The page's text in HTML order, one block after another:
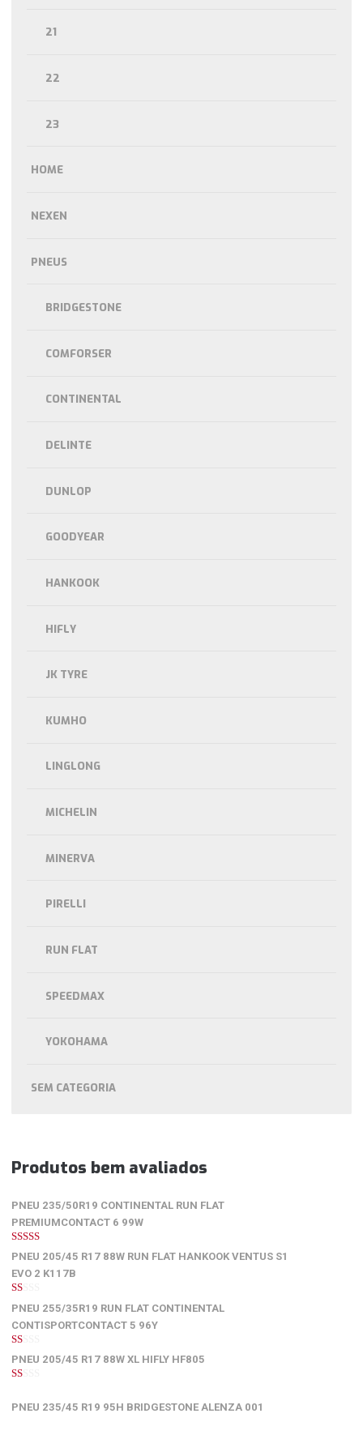
21
22
23
HOME
NEXEN
PNEUS
BRIDGESTONE
COMFORSER
CONTINENTAL
DELINTE
DUNLOP
GOODYEAR
HANKOOK
HIFLY
JK TYRE
KUMHO
LINGLONG
MICHELIN
MINERVA
PIRELLI
RUN FLAT
SPEEDMAX
YOKOHAMA
SEM CATEGORIA
Produtos bem avaliados
PNEU 235/50R19 CONTINENTAL RUN FLAT
PREMIUMCONTACT 6 99W
5de 5
PNEU 205/45 R17 88W RUN FLAT HANKOOK VENTUS S1
EVO 2 K117B
1
de
5
PNEU 255/35R19 RUN FLAT CONTINENTAL
CONTISPORTCONTACT 5 96Y
1
de
5
PNEU 205/45 R17 88W XL HIFLY HF805
5
PNEU 235/45 R19 95H BRIDGESTONE ALENZA 001